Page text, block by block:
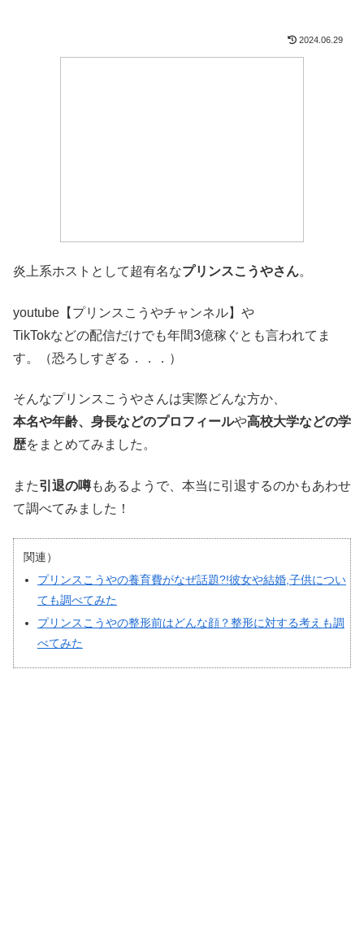
2024.06.29
炎上系ホストとして超有名なプリンスこうやさん。
youtube【プリンスこうやチャンネル】や
TikTokなどの配信だけでも年間3億稼ぐとも言われてま
す。（恐ろしすぎる．．．）
そんなプリンスこうやさんは実際どんな方か、
本名や年齢、身長などのプロフィールや高校大学などの学
歴をまとめてみました。
また引退の噂もあるようで、本当に引退するのかもあわせ
て調べてみました！
関連）
プリンスこうやの養育費がなぜ話題?!彼女や結婚,子供につい
ても調べてみた
プリンスこうやの整形前はどんな顔？整形に対する考えも調
べてみた